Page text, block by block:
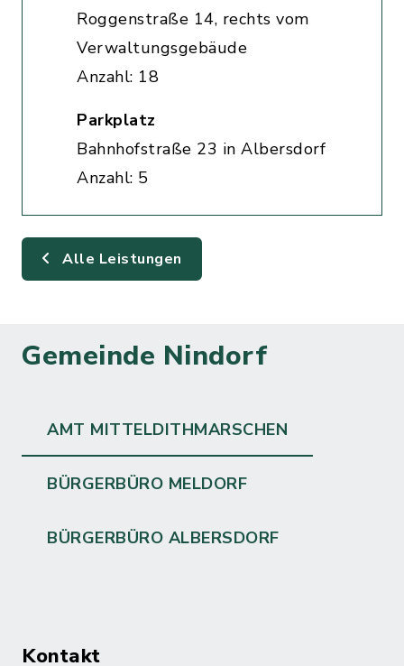
Roggenstraße 14, rechts vom
Verwaltungsgebäude
Anzahl: 18
Parkplatz
Bahnhofstraße 23 in Albersdorf
Anzahl: 5
Alle Leistungen
Gemeinde Nindorf
AMT MITTELDITHMARSCHEN
BÜRGERBÜRO MELDORF
BÜRGERBÜRO ALBERSDORF
Kontakt